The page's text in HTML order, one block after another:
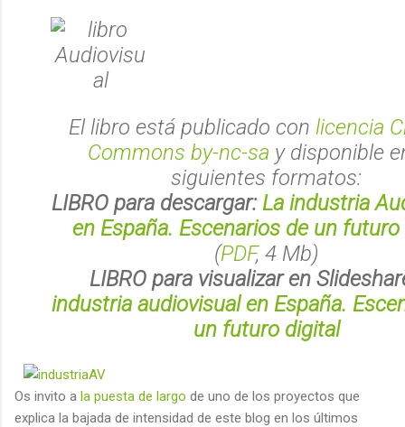
El libro está publicado con licencia
Commons by-nc-sa y disponible
siguientes formatos:
LIBRO para descargar: La industria
en España. Escenarios de un
(PDF, 4 Mb)
LIBRO para visualizar en
industria audiovisual en España.
un futuro digital
Os invito a la puesta de largo de uno de los proyectos que
explica la bajada de intensidad de este blog en los últimos